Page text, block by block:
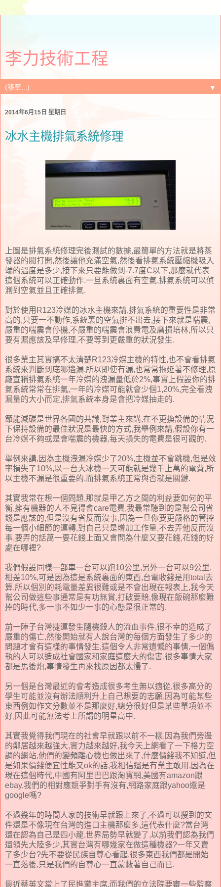
李力技術工程
▼
2014年6月15日 星期日
冰水主機排氣系統修理
上圖是排氣系統修理完後測試的數據,最簡單的方法就是將蒸
發器的閥打開,然後讓他充滿空氣,然後看排氣系統壓縮機吸入
端的溫度是多少,接下來只要能做到-7.7度C以下,那麼就代表
這個系統可以正確動作.一旦系統裏面有空氣,排氣系統可以偵
測到空氣並且正確排氣.
對於使用R123冷媒的冰水主機來講,排氣系統的重要性是非常
高的,只要一不動作,系統裏的空氣排不出去,接下來就是喘震,
嚴重的喘震會停機,不嚴重的喘震會浪費電及磨損培林,所以只
要有漏應該及早修理,不要等到更嚴重的狀況發生.
很多業主其實搞不太清楚R123冷媒主機的特性,也不會看排氣
系統來判斷到底哪邊漏,所以即使有漏,也常常拖延著不修理,原
廠宣稱排氣系統一年冷媒的洩漏量低於2%,事實上假設你的排
氣系統常常在排氣,一年的冷媒可能就會少個1,20%,完全看洩
漏量的大小而定,排氣系統本身是會把冷媒抽走的.
節能減碳是世界各國的共識,對業主來講,在不更換設備的情況
下保持設備的最佳狀況是最快的方式,我舉例來講,假設你有一
台冷媒不夠或是會喘震的機器,每天損失的電費是很可觀的.
舉例來講,因為主機洩漏冷媒少了20%,主機並不會跳機,但是效
率損失了10%,以一台大冰機一天可能就是幾千上萬的電費,所
以主機不漏是很重要的,而排氣系統正常與否就是關鍵.
其實我常在想一個問題,那就是甲乙方之間的利益要如何的平
衡,擁有機器的人不見得會care電費,我最常聽到的是幫公司省
錢是應該的,但是沒有省反而沒事,因為一旦你要更嚴格的管控
每一個小細節的運轉,對自己只是增加工作量,不去弄他反而沒
事,要弄的話萬一要花錢上面又會問為什麼又要花錢,花錢的好
處在哪裡?
我們假設同樣一部車一台可以跑10公里,另外一台可以9公里,
相差10%,可是因為這是系統裏面的東西,台電收錢是用total去
算,所以個別的耗電量差異很難或是不會出現在報表上,我今天
幫公司做這些事通常是有功無賞,打破要賠,像現在飯碗那麼難
捧的時代,多一事不如少一事的心態是很正常的.
前一陣子台灣捷運發生隨機殺人的流血事件,很不幸的造成了
嚴重的傷亡,然後開始就有人說台灣的每個方面發生了多少的
問題才會有這樣的事情發生,這個令人非常遺憾的事情,一個偏
執的人可以造成社會國家和家庭這麼大的傷害,很多事情大家
都是馬後炮,事情發生再來找原因都太慢了.
另一個是台灣最近的會考造成很多考生無以適從,很多高分的
學生可能並沒有辦法順利升上自己想要的志願,因為可能某些
東西例如作文分數並不是那麼好,總分很好但是某些單項並不
好,因此可能無法考上所謂的明星高中.
其實我覺得我們現在的社會早就跟以前不一樣,因為我們旁邊
的鄰居越來越強大,實力越來越好,我今天上網看了一下格力空
調的網站,他們的變頻離心機也做出來了,什麼價錢我不知道,但
是如果價錢便宜性能又ok的話,我相信還是有業主敢用,因為在
現在這個時代,中國有阿里巴巴跟淘寶網,美國有amazon跟
ebay,我們的相對應競爭對手有沒有,網路家庭跟yahoo還是
google嗎?
不過幾年的時間人家的技術早就跟上來了,不過可以搜到的文
件還是不像現在台灣的進口主機那麼多,這代表什麼?當台灣
還在認為自己是四小龍,世界局勢早就變了,以前我們認為我們
還領先大陸多少,其實台灣有哪幾家在做這種機器?一年又賣
了多少台?先不要從民族自尊心看起,很多東西我們都是開始
一直落後,只是我們的自尊心一直蒙蔽著自己而已.
最近蔡英文當上了民進黨主席,而我們的立法院要審一些監察